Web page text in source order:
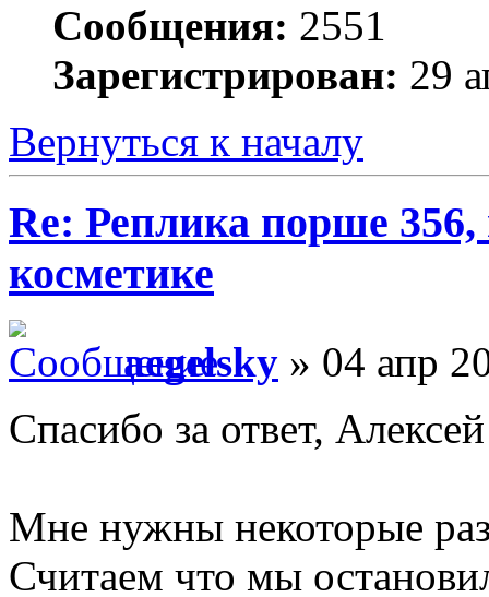
Сообщения: 2551
Зарегистрирован: 29
Вернуться к началу
Re: Реплика порше 356,
косметике
aegelsky » 04 апр
Спасибо за ответ,
Мне нужны некоторые
Считаем что мы